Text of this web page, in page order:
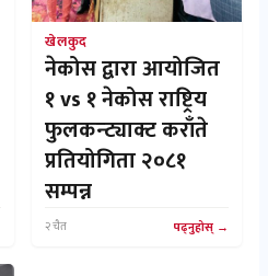
खेलकुद
नेकोस द्वारा आयोजित
१ vs १ नेकोस राष्ट्रिय
फुलकन्ट्याक्ट कराँते
प्रतियोगिता २०८१
सम्पन्न
२ चैत पढ्नुहोस्